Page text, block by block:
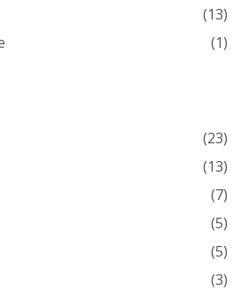
(13)
(1)
(23)
(13)
(7)
(5)
(5)
(3)